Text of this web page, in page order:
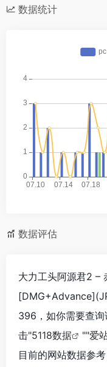
数据统计
数据评估
大力工头阿源君2 –
396，如你需要查
击"5118数据 ""爱
目前的网站数据参